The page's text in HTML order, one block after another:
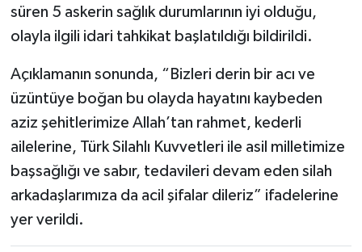
süren 5 askerin sağlık durumlarının iyi olduğu,
olayla ilgili idari tahkikat başlatıldığı bildirildi.
Açıklamanın sonunda, “Bizleri derin bir acı ve
üzüntüye boğan bu olayda hayatını kaybeden
aziz şehitlerimize Allah’tan rahmet, kederli
ailelerine, Türk Silahlı Kuvvetleri ile asil milletimize
başsağlığı ve sabır, tedavileri devam eden silah
arkadaşlarımıza da acil şifalar dileriz” ifadelerine
yer verildi.